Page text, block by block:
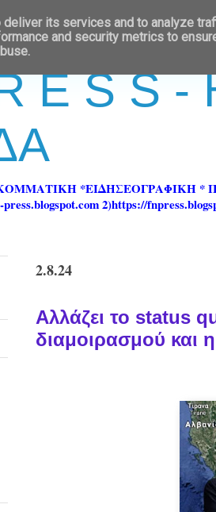
E S S
*ΕΙΔΗΣΕΟΓΡΑΦΙΚΗ *
2)https://
2.8.24
Αλλάζει το status
διαμοιρασμού και
its services and to analyze
and security metrics to